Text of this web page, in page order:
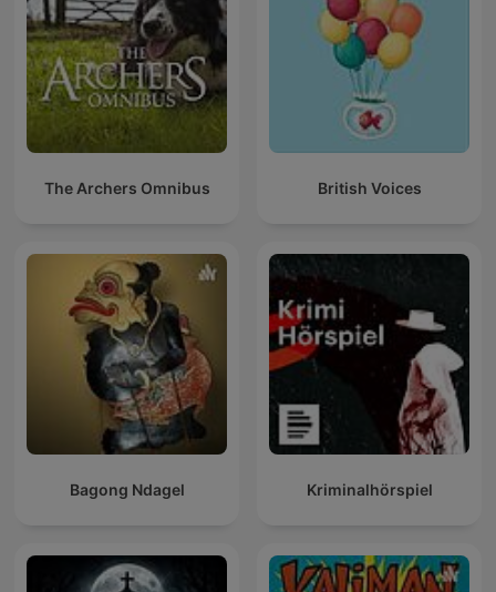
The Archers Omnibus British Voices
Bagong Ndagel Kriminalhörspiel